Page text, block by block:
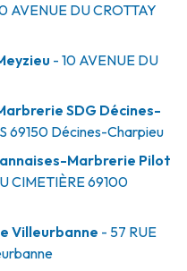
AVENUE DU CROTTAY
- 10 AVENUE DU
SDG Décines-
69150 Décines-Charpieu
Marbrerie Pilot
CIMETIÈRE69100
Villeurbanne - 57 RUE